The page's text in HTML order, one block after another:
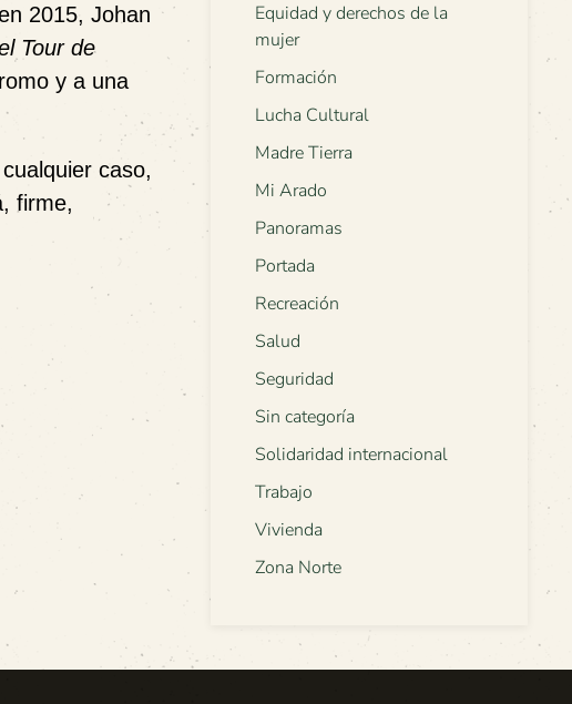
2015, Johan
Tour de
y a una
caso,
firme,
Equidad y derechos de la
mujer
Formación
Lucha Cultural
Madre Tierra
Mi Arado
Panoramas
Portada
Recreación
Salud
Seguridad
Sin categoría
Solidaridad internacional
Trabajo
Vivienda
Zona Norte